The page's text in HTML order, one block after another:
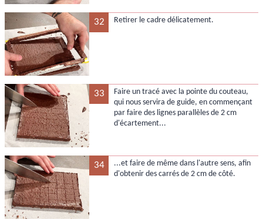
32 Retirer le cadre délicatement.
33
Faire un tracé avec la pointe du couteau,
qui nous servira de guide, en commençant
par faire des lignes parallèles de 2 cm
d'écartement...
34
...et faire de même dans l'autre sens, afin
d'obtenir des carrés de 2 cm de côté.